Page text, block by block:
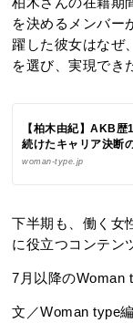
を決めるメンバー
躍した彼女はなぜ
を選び、実現でき
【柏木由紀】AKB
続けたキャリア決断
woman-type.jp
下半期も、働く女
に役立つコンテン
7月以降のWoman
文／Woman type